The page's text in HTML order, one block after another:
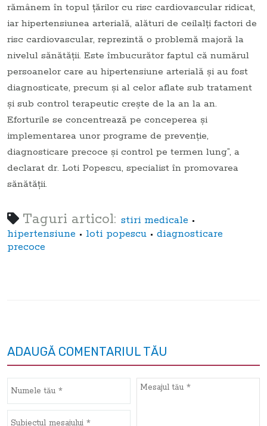
rămânem în topul ţărilor cu risc cardiovascular ridicat,
iar hipertensiunea arterială, alături de ceilalţi factori de
risc cardiovascular, reprezintă o problemă majoră la
nivelul sănătăţii. Este îmbucurător faptul că numărul
persoanelor care au hipertensiune arterială şi au fost
diagnosticate, precum şi al celor aflate sub tratament
şi sub control terapeutic creşte de la an la an.
Eforturile se concentrează pe conceperea şi
implementarea unor programe de prevenţie,
diagnosticare precoce şi control pe termen lung”, a
declarat dr. Loti Popescu, specialist în promovarea
sănătăţii.
Taguri articol: stiri medicale •
hipertensiune • loti popescu • diagnosticare
precoce
ADAUGĂ COMENTARIUL TĂU